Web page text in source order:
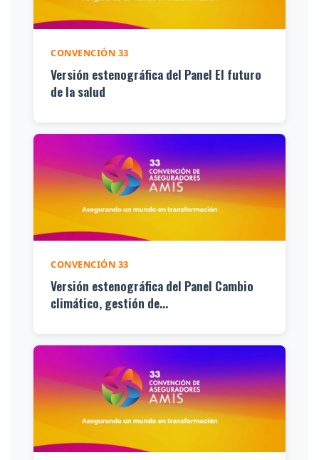
CONVENCIÓN 33
Versión estenográfica del Panel El futuro
de la salud
CONVENCIÓN 33
Versión estenográfica del Panel Cambio
climático, gestión de...